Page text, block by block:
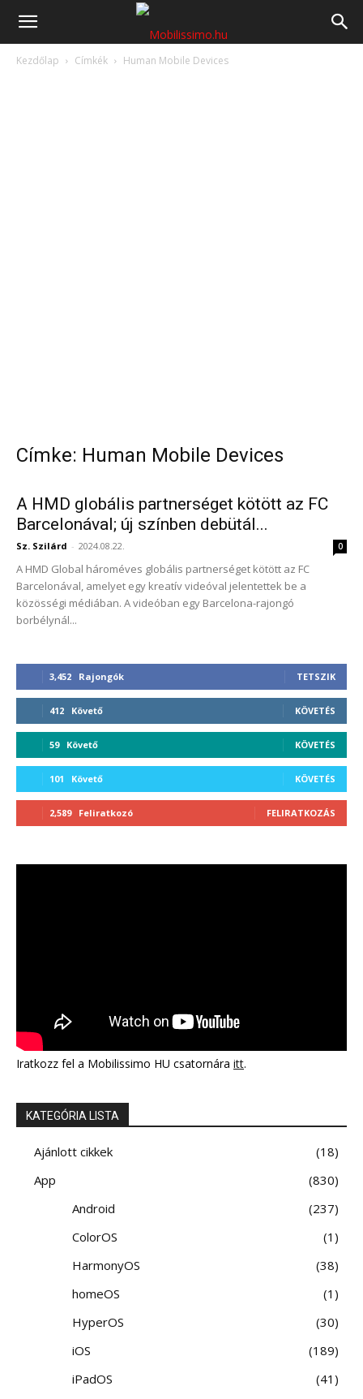
Mobilissimo.hu
Kezdőlap Címkék Human Mobile Devices
Címke: Human Mobile Devices
A HMD globális partnerséget kötött az FC
Barcelonával; új színben debütál...
Sz. Szilárd - 2024.08.22. 0
A HMD Global hároméves globális partnerséget kötött az FC
Barcelonával, amelyet egy kreatív videóval jelentettek be a
közösségi médiában. A videóban egy Barcelona-rajongó
borbélynál...
3,452 Rajongók TETSZIK
412 Követő KÖVETÉS
59 Követő KÖVETÉS
101 Követő KÖVETÉS
2,589 Feliratkozó FELIRATKOZÁS
Iratkozz fel a Mobilissimo HU csatornára itt.
KATEGÓRIA LISTA
Ajánlott cikkek
18
App
830
Android
237
ColorOS
1
HarmonyOS
38
homeOS
1
HyperOS
30
iOS
189
iPadOS
41